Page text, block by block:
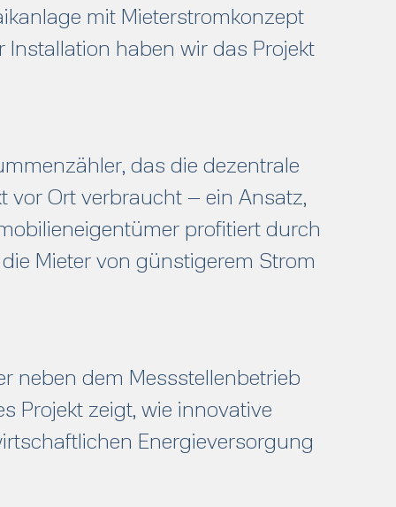
mit Mieterstromkonzept
haben wir das Projekt
das die dezentrale
vor Ort verbraucht – ein Ansatz,
profitiert durch
Mieter von günstigerem Strom
neben dem Messstellenbetrieb
Projekt zeigt, wie innovative
Energieversorgung